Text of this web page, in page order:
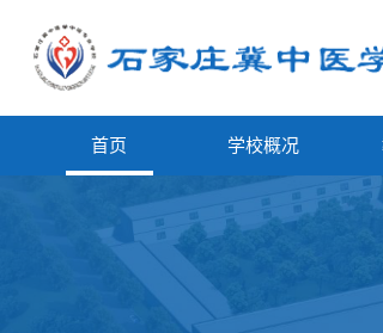
首页 学校概况